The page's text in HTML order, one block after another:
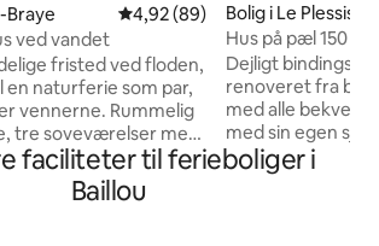
Braye 4,92 ud af 5 i gennemsnitlig
4,92 (89)
ved vandet
fristed ved floden,
naturferie som par,
vennerne. Rummelig
tre soveværelser med
over floden, en
pejs, åbent køkken
Nyd
Bolig i Le Plessis-
Hus på pæl 150
komfort
Dejligt
renoveret fra
med alle
med sin egen
synes at føle sig
solen i den store
faciliteter til ferieboliger i
Baillou